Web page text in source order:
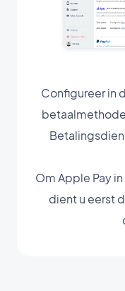
Configureer in
Om Apple Pay
dient u eerst